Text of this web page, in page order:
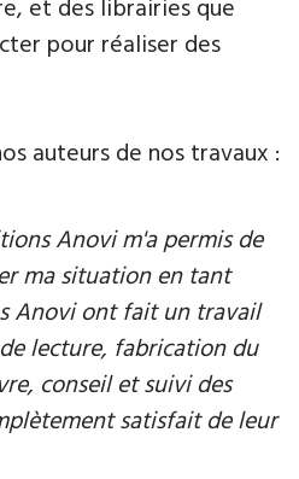
et des librairies que
pour réaliser des
auteurs de nos travaux :
Anovi m'a permis de
ma situation en tant
Anovi ont fait un travail
lecture, fabrication du
conseil et suivi des
satisfait de leur